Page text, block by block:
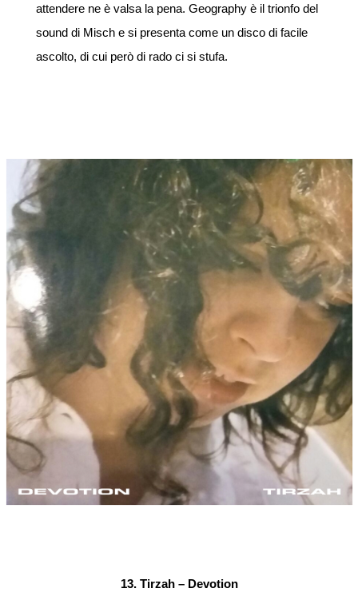
attendere ne è valsa la pena. Geography è il trionfo del
sound di Misch e si presenta come un disco di facile
ascolto, di cui però di rado ci si stufa.
13. Tirzah – Devotion